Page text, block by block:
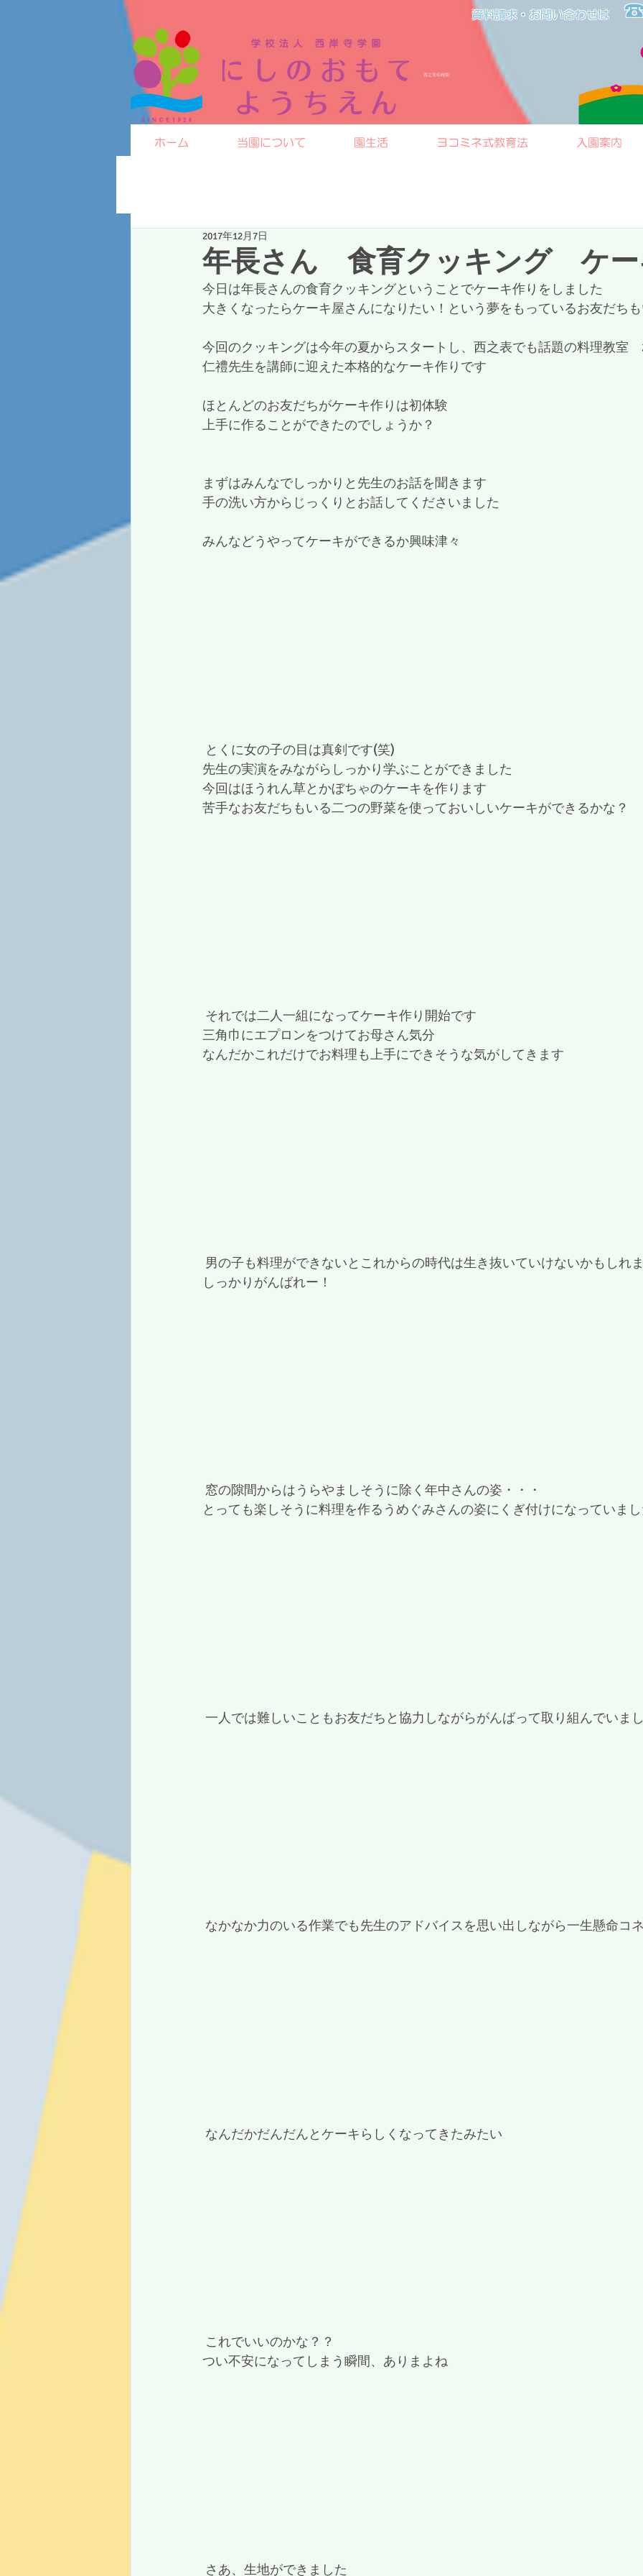
資料請求・お問い合わせは​​
​西之表幼稚園
ホーム 当園について 園生活 ヨコミネ式教育法 入園案内
年長さん 食育クッキング ケー
2017年12月7日
今日は年長さんの食育クッキングということでケーキ作りをしました
大きくなったらケーキ屋さんになりたい！という夢をもっているお友だち
今回のクッキングは今年の夏からスタートし、西之表でも話題の料理教室
仁禮先生を講師に迎えた本格的なケーキ作りです
ほとんどのお友だちがケーキ作りは初体験
上手に作ることができたのでしょうか？
まずはみんなでしっかりと先生のお話を聞きます
手の洗い方からじっくりとお話してくださいました
みんなどうやってケーキができるか興味津々
とくに女の子の目は真剣です(笑)
先生の実演をみながらしっかり学ぶことができました
今回はほうれん草とかぼちゃのケーキを作ります
苦手なお友だちもいる二つの野菜を使っておいしいケーキができるかな？
それでは二人一組になってケーキ作り開始です
三角巾にエプロンをつけてお母さん気分
なんだかこれだけでお料理も上手にできそうな気がしてきます
男の子も料理ができないとこれからの時代は生き抜いていけないかもしれ
しっかりがんばれー！
窓の隙間からはうらやましそうに除く年中さんの姿・・・
とっても楽しそうに料理を作るうめぐみさんの姿にくぎ付けになっていま
一人では難しいこともお友だちと協力しながらがんばって取り組んでいま
なかなか力のいる作業でも先生のアドバイスを思い出しながら一生懸命コ
なんだかだんだんとケーキらしくなってきたみたい
これでいいのかな？？
つい不安になってしまう瞬間、ありまよね
さあ、生地ができました